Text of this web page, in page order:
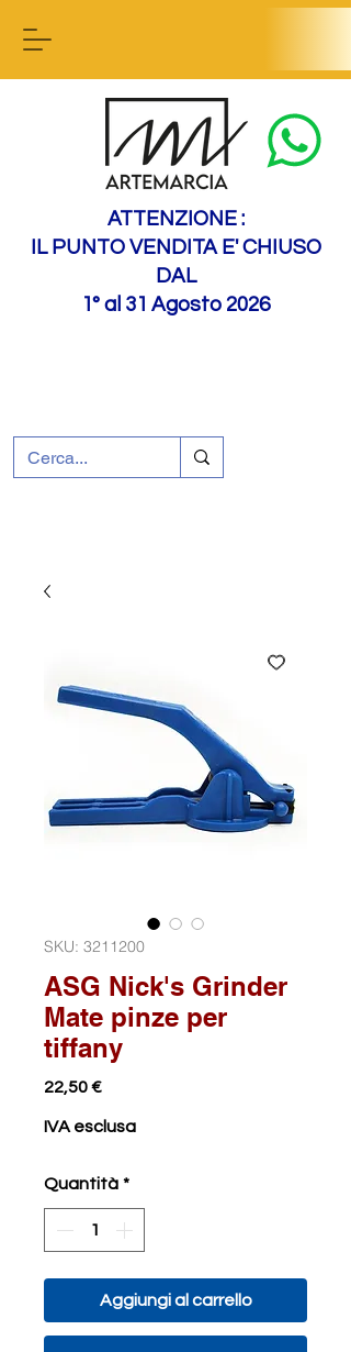
ATTENZIONE :
IL PUNTO VENDITA E' CHIUSO
DAL
1° al 31 Agosto 2026
SKU: 3211200
ASG Nick's Grinder
Mate pinze per
tiffany
22,50 €Prezzo
IVA esclusa
Quantità *
Aggiungi al carrello